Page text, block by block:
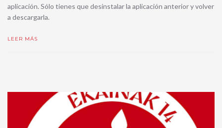
aplicación. Sólo tienes que desinstalar la aplicación anterior y volver
a descargarla.
LEER MÁS